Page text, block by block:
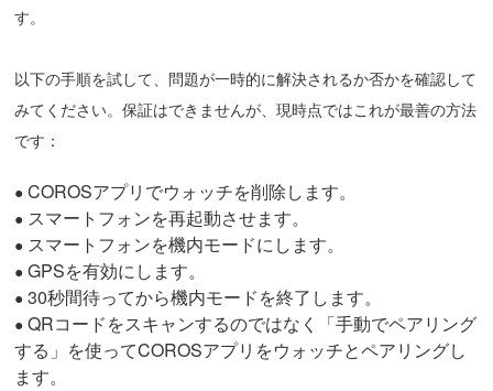
す。
以下の手順を試して、問題が一時的に解決されるか否かを確認して
みてください。保証はできませんが、現時点ではこれが最善の方法
です：
● COROSアプリでウォッチを削除します。
● スマートフォンを再起動させます。
● スマートフォンを機内モードにします。
● GPSを有効にします。
● 30秒間待ってから機内モードを終了します。
● QRコードをスキャンするのではなく「手動でペアリング
する」を使ってCOROSアプリをウォッチとペアリングし
ます。